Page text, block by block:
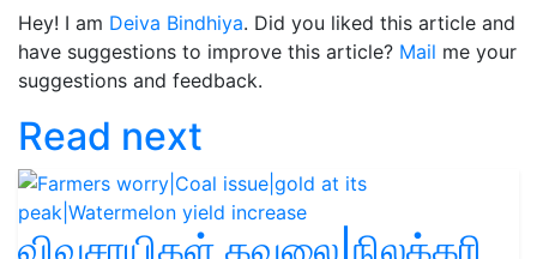
Hey! I am Deiva Bindhiya. Did you liked this article and
have suggestions to improve this article? Mail me your
suggestions and feedback.
Read next
விவசாயிகள் கவலை|நிலக்கரி